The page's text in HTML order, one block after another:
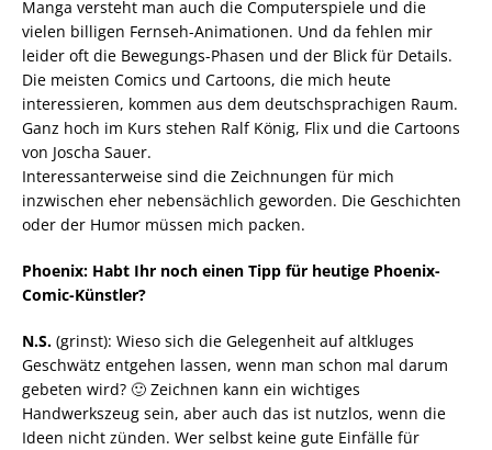
Manga versteht man auch die Computerspiele und die
vielen billigen Fernseh-Animationen. Und da fehlen mir
leider oft die Bewegungs-Phasen und der Blick für Details.
Die meisten Comics und Cartoons, die mich heute
interessieren, kommen aus dem deutschsprachigen Raum.
Ganz hoch im Kurs stehen Ralf König, Flix und die Cartoons
von Joscha Sauer.
Interessanterweise sind die Zeichnungen für mich
inzwischen eher nebensächlich geworden. Die Geschichten
oder der Humor müssen mich packen.
Phoenix: Habt Ihr noch einen Tipp für heutige Phoenix-
Comic-Künstler?
N.S. (grinst): Wieso sich die Gelegenheit auf altkluges
Geschwätz entgehen lassen, wenn man schon mal darum
gebeten wird? 🙂 Zeichnen kann ein wichtiges
Handwerkszeug sein, aber auch das ist nutzlos, wenn die
Ideen nicht zünden. Wer selbst keine gute Einfälle für